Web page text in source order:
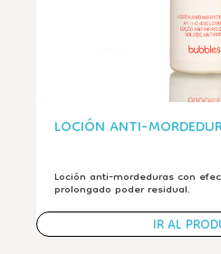
LOCIÓN ANTI-
Loción anti-mordeduras con
prolongado poder residual.
IR AL